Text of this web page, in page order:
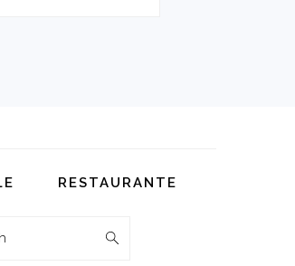
RESTAURANTE